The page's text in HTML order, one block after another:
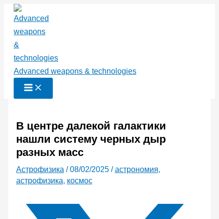
Перейти
содержимому
Advanced weapons & technologies
В центре далекой галактики
нашли систему черных дыр
разных масс
Астрофизика /08/02/2025 /астрономия,
астрофизика, космос